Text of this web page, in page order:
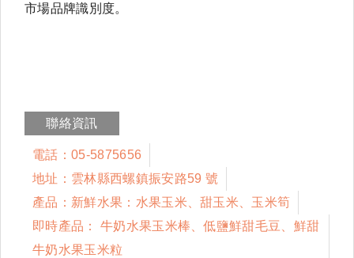
市場品牌識別度。
聯絡資訊
電話：05-5875656
地址：雲林縣西螺鎮振安路59 號
產品：新鮮水果：水果玉米、甜玉米、玉米筍
即時產品： 牛奶水果玉米棒、低鹽鮮甜毛豆、鮮甜
牛奶水果玉米粒